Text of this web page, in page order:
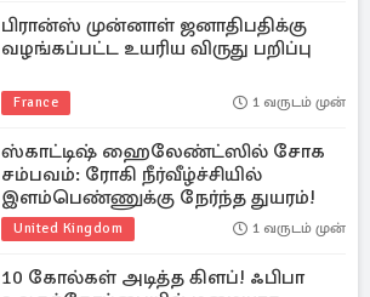
பிரான்ஸ் முன்னாள் ஜனாதிபதிக்கு
வழங்கப்பட்ட உயரிய விருது பறிப்பு
France 1 வருடம் முன்
ஸ்காட்டிஷ் ஹைலேண்ட்ஸில் சோக
சம்பவம்: ரோகி நீர்வீழ்ச்சியில்
இளம்பெண்ணுக்கு நேர்ந்த துயரம்!
United Kingdom 1 வருடம் முன்
10 கோல்கள் அடித்த கிளப்! ஃபிபா